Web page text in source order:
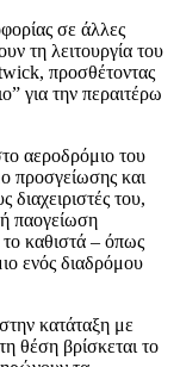
σε άλλες
τη λειτουργία του
προσθέτοντας
για την περαιτέρω
αεροδρόμιο του
προσγείωσης και
του,
ή παογείωση
καθιστά – όπως
ενός διαδρόμου
κατάταξη με
θέση βρίσκεται το